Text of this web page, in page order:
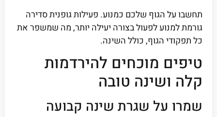
תחשבו על הגוף שלכם כמנוע. פעילות גופנית סדירה
גורמת למנוע לפעול בצורה יעילה יותר, מה שמשפר את
כל תפקודי הגוף, כולל השינה.
טיפים מוכחים להירדמות
קלה ושינה טובה
שמרו על שגרת שינה קבועה